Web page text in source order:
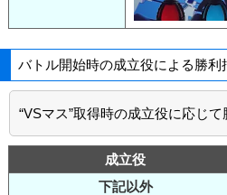
バトル開始時の成立役による勝利
“VSマス”取得時の成立役に応じて
成立役
下記以外